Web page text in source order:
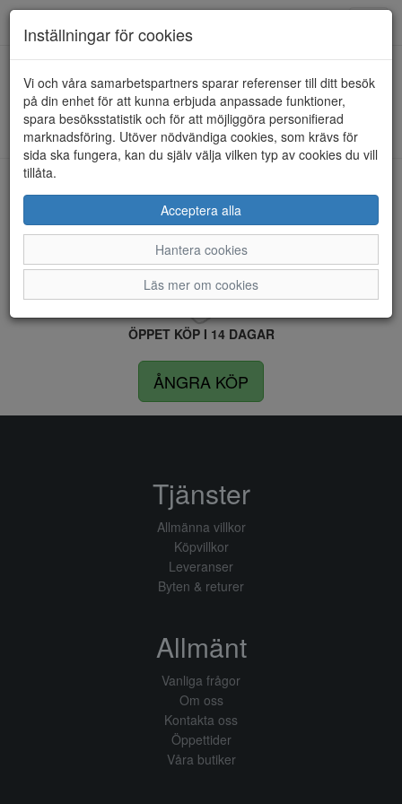
HEM SKECHERS
Kunde inte hitta några artiklar...
LEVERANS INOM 4 DAGAR INOM SVERIGE
FRI FRAKT VID KÖP ÖVER 1.500 KR
ÖPPET KÖP I 14 DAGAR
ÅNGRA KÖP
Inställningar för cookies
Vi och våra samarbetspartners sparar referenser till ditt besök
på din enhet för att kunna erbjuda anpassade funktioner,
spara besöksstatistik och för att möjliggöra personifierad
marknadsföring. Utöver nödvändiga cookies, som krävs för
sida ska fungera, kan du själv välja vilken typ av cookies du vill
tillåta.
Acceptera alla
Hantera cookies
Läs mer om cookies
Tjänster
Allmänna villkor
Köpvillkor
Leveranser
Byten & returer
Allmänt
Vanliga frågor
Om oss
Kontakta oss
Öppettider
Våra butiker